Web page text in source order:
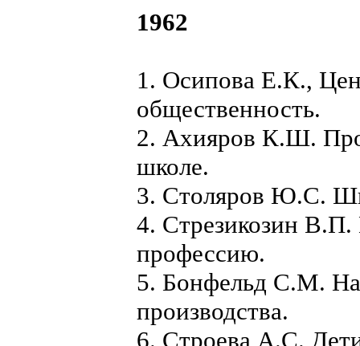
1962
1. Осипова Е.К.,
общественность.
2. Ахияров К.Ш.
школе.
3. Столяров Ю.С.
4. Стрезикозин
профессию.
5. Бонфельд С.М.
производства.
6. Строева А.С.